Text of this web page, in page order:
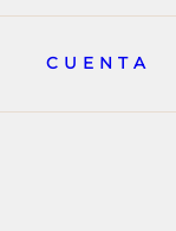
CUENTA